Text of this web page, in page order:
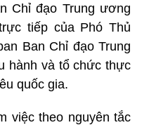
Chỉ đạo Trung ương
tiếp của Phó Thủ
Ban Chỉ đạo Trung
hành và tổ chức thực
quốc gia.
việc theo nguyên tắc